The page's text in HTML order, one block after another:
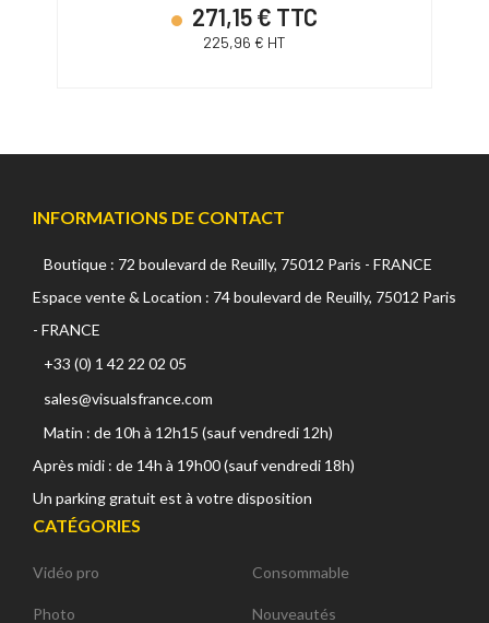
271,15 € TTC
225,96 € HT
INFORMATIONS DE CONTACT
Boutique : 72 boulevard de Reuilly, 75012 Paris - FRANCE
Espace vente & Location : 74 boulevard de Reuilly, 75012 Paris
- FRANCE
+33 (0) 1 42 22 02 05
sales@visualsfrance.com
Matin : de 10h à 12h15 (sauf vendredi 12h)
Après midi : de 14h à 19h00 (sauf vendredi 18h)
Un parking gratuit est à votre disposition
CATÉGORIES
Vidéo pro
Photo
Consommable
Nouveautés